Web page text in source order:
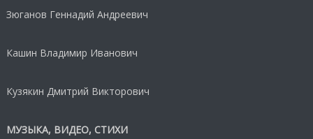
Зюганов Геннадий Андреевич
Кашин Владимир Иванович
Кузякин Дмитрий Викторович
МУЗЫКА, ВИДЕО, СТИХИ